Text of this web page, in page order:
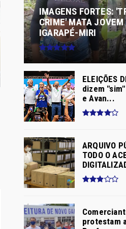
IMAGENS FORTES:
CRIME' MATA
IGARAPÉ-MIRI
ELEIÇÕES
dizem
e Avan...
ARQUIVO
TODO O
protestam